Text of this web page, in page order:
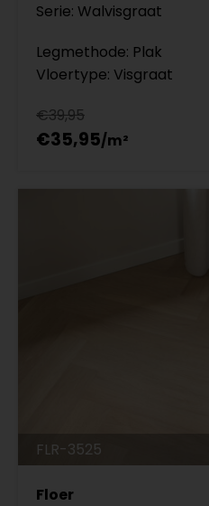
Serie: Walvisgraat
Legmethode: Plak
Vloertype: Visgraat
€39,95
€35,95
FLR-3525
Floer